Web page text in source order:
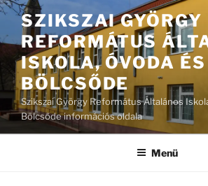
Tartalomhoz
SZIKSZAI GYÖRGY
REFORMÁTUS
ISKOLA, ÓVODA ÉS
BÖLCSŐDE
Szikszai György Református Általános
Bölcsőde információs oldala
Menü